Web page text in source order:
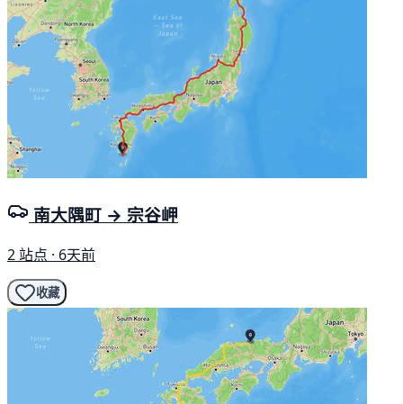
南大隅町 → 宗谷岬
2 站点 · 6天前
收藏